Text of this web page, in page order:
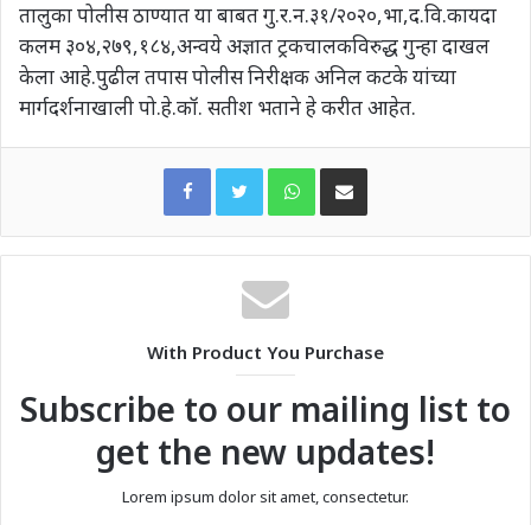
तालुका पोलीस ठाण्यात या बाबत गु.र.न.३१/२०२०,भा,द.वि.कायदा
कलम ३०४,२७९,१८४,अन्वये अज्ञात ट्रकचालकविरुद्ध गुन्हा दाखल
केला आहे.पुढील तपास पोलीस निरीक्षक अनिल कटके यांच्या
मार्गदर्शनाखाली पो.हे.कॉ. सतीश भताने हे करीत आहेत.
WhatsAppShare via Email
With Product You Purchase
Subscribe to our mailing list to
get the new updates!
Lorem ipsum dolor sit amet, consectetur.